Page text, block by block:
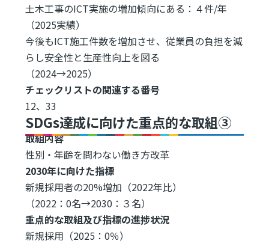
土木工事のICT実施の増加傾向にある：４件/年
（2025実績）
今後もICT施工件数を増加させ、従業員の負担を減
らし安全性と生産性向上を図る
（2024→2025）
チェックリストの関連する番号
12、33
SDGs達成に向けた重点的な取組③
取組内容
性別・年齢を問わない働き方改革
2030年に向けた指標
新規採用者の20%増加（2022年比）
（2022：0名→2030：３名）
重点的な取組及び指標の進捗状況
新規採用（2025：0％）